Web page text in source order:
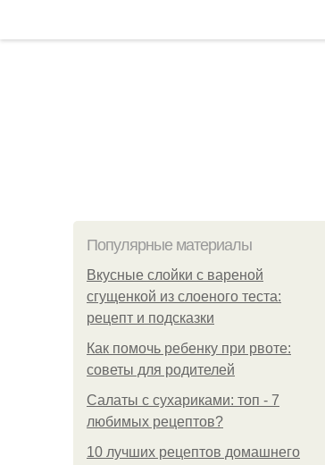
Популярные материалы
Вкусные слойки с вареной
сгущенкой из слоеного теста:
рецепт и подсказки
Как помочь ребенку при рвоте:
советы для родителей
Салаты с сухариками: топ - 7
любимых рецептов?
10 лучших рецептов домашнего